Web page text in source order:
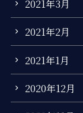
2021年3月
2021年2月
2021年1月
2020年12月